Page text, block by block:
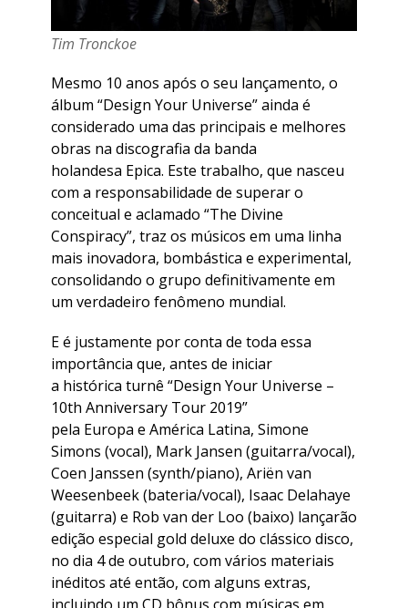
Tim Tronckoe
Mesmo 10 anos após o seu lançamento, o
álbum “Design Your Universe” ainda é
considerado uma das principais e melhores
obras na discografia da banda
holandesa Epica. Este trabalho, que nasceu
com a responsabilidade de superar o
conceitual e aclamado “The Divine
Conspiracy”, traz os músicos em uma linha
mais inovadora, bombástica e experimental,
consolidando o grupo definitivamente em
um verdadeiro fenômeno mundial.
E é justamente por conta de toda essa
importância que, antes de iniciar
a histórica turnê “Design Your Universe –
10th Anniversary Tour 2019”
pela Europa e América Latina, Simone
Simons (vocal), Mark Jansen (guitarra/vocal),
Coen Janssen (synth/piano), Ariën van
Weesenbeek (bateria/vocal), Isaac Delahaye
(guitarra) e Rob van der Loo (baixo) lançarão
edição especial gold deluxe do clássico disco,
no dia 4 de outubro, com vários materiais
inéditos até então, com alguns extras,